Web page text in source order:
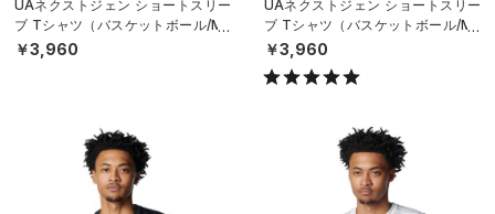
UAネクストジェン ショートスリー
ブ Tシャツ（バスケットボール/ME
N）
￥3,960
UAネクストジェン ショートスリー
ブ Tシャツ（バスケットボール/ME
N）
￥3,960